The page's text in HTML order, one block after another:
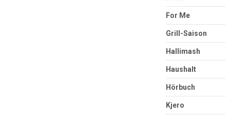
For Me
Grill-Saison
Hallimash
Haushalt
Hörbuch
Kjero